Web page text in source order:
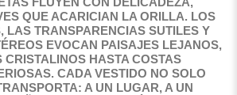
QUE ACARICIAN LA ORILLA. LOS
LAS TRANSPARENCIAS SUTILES Y
EVOCAN PAISAJES LEJANOS,
CRISTALINOS HASTA COSTAS
CADA VESTIDO NO SOLO
A UN LUGAR, A UN